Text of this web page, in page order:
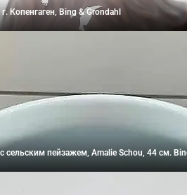
Копенгаген, Bing & Grondahl
сельским пейзажем, Amalie Schou, 44 см.